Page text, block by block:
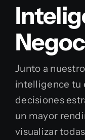
Junto a
intelligence tu
decisiones
un mayor
visualizar